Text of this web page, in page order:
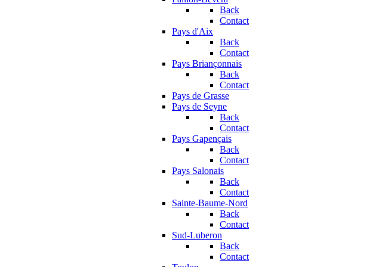
Back
Contact
Pays d'Aix
Back
Contact
Pays Briançonnais
Back
Contact
Pays de Grasse
Pays de Seyne
Back
Contact
Pays Gapençais
Back
Contact
Pays Salonais
Back
Contact
Sainte-Baume-Nord
Back
Contact
Sud-Luberon
Back
Contact